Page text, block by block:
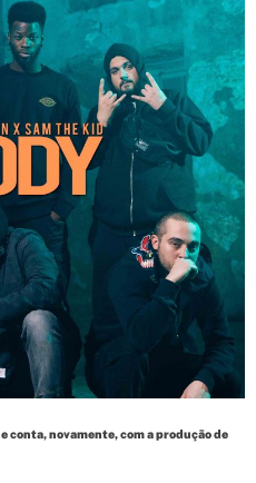
a
t
e
d
r
e
a
e conta, novamente, com a produção de